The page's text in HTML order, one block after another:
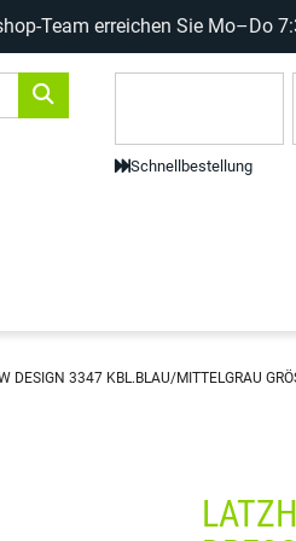
Team erreichen Sie Mo–Do
Schnellbestellung
DESIGN 3347 KBL.BLAU/MITTELGRAU